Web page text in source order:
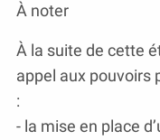
À noter
À la suite de cette
appel aux pouvoirs
:
- la mise en place